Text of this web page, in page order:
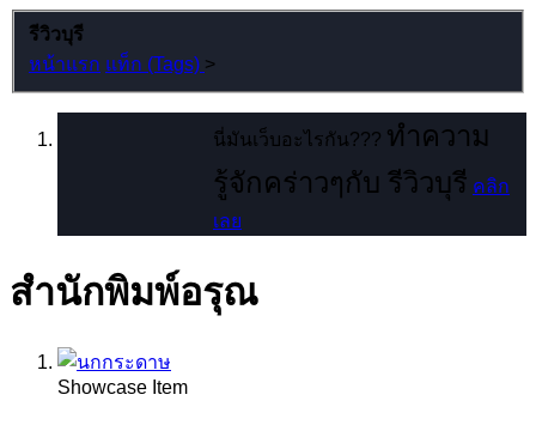
รีวิวบุรี
หน้าแรก แท็ก (Tags) >
นี่มันเว็บอะไรกัน??? ทำความ
รู้จักคร่าวๆกับ รีวิวบุรี คลิก
เลย
สำนักพิมพ์อรุณ
Showcase Item